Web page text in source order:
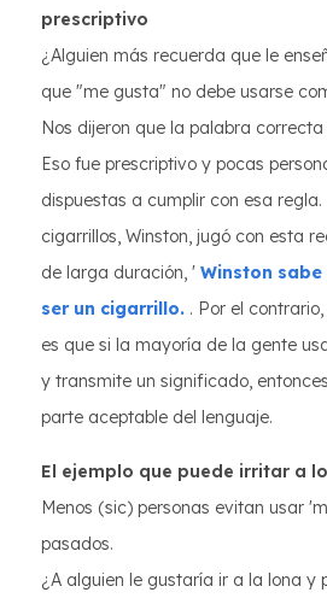
prescriptivo
¿Alguien más recuerda que le
que "me gusta" no debe usarse
Nos dijeron que la palabra
Eso fue prescriptivo y pocas
dispuestas a cumplir con esa
cigarrillos, Winston, jugó con esta
de larga duración, ' Winston
ser un cigarrillo. . Por el
es que si la mayoría de la gente
y transmite un significado,
parte aceptable del lenguaje.
El ejemplo que puede irritar a
Menos (sic) personas evitan usar
pasados.
¿A alguien le gustaría ir a la lona y